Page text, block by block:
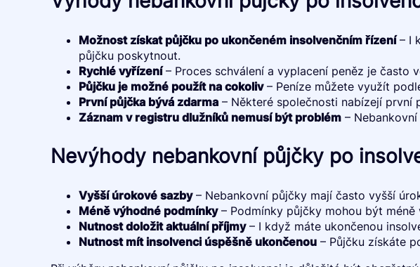
Možnost získat půjčku po ukončeném insolvenčním řízení– I
půjčku poskytnout.
Rychlé vyřízení– Proces schválení a vyplacení peněz je často
Půjčku je možné použít na cokoliv– Peníze můžete využít
První půjčka bývá zdarma – Některé společnosti nabízejí první
Záznam v registru dlužníků nemusí být problém –
Nevýhody nebankovní půjčky po
Vyšší úrokové sazby– Nebankovní půjčky mají často vyšší
Méně výhodné podmínky– Podmínky půjčky mohou být
Nutnost doložit aktuální příjmy– I když máte ukončenou
Nutnost mít insolvenci úspěšně ukončenou – Půjčku získáte